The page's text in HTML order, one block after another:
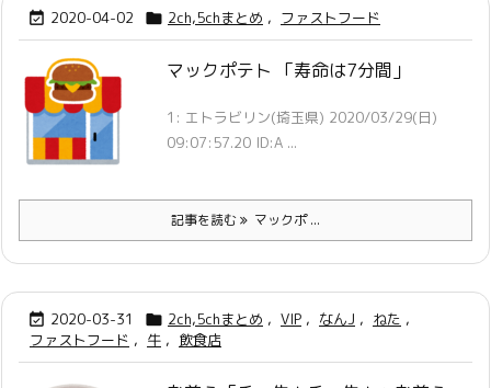
 2020-04-02  2ch,5chまとめ , ファストフード
マックポテト 「寿命は7分間」
1: エトラビリン(埼玉県) 2020/03/29(日)
09:07:57.20 ID:A ...
記事を読む マックポ ...
 2020-03-31  2ch,5chまとめ , VIP , なんJ , ねた ,
ファストフード , 牛 , 飲食店